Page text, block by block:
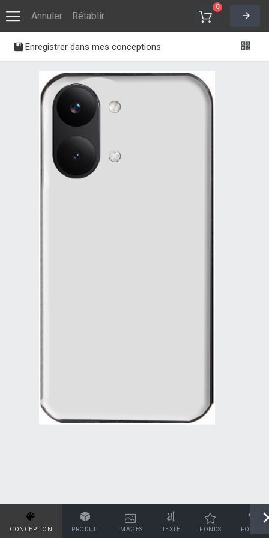
Annuler Rétablir
0
CONCEPTION PRODUIT IMAGES TEXTE FONDS FORMES
Enregistrer dans mes conceptions